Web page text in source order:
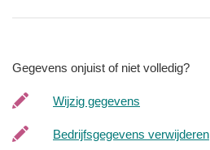
Gegevens onjuist of niet volledig?
Wijzig gegevens
Bedrijfsgegevens verwijderen